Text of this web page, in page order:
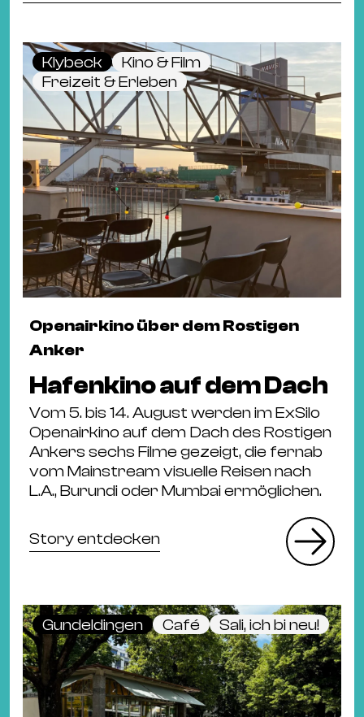
Klybeck
Kino & Film
Freizeit & Erleben
Openairkino über dem Rostigen
Anker
Hafenkino auf dem Dach
Vom 5. bis 14. August werden im ExSilo
Openairkino auf dem Dach des Rostigen
Ankers sechs Filme gezeigt, die fernab
vom Mainstream visuelle Reisen nach
L.A., Burundi oder Mumbai ermöglichen.
Story entdecken
Gundeldingen Café Sali, ich bi neu!